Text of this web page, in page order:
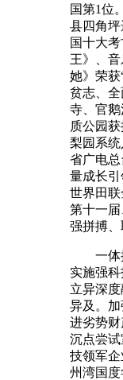
国第1位
县四角
国十大
王》、
她》荣获
贫志、
寺、官
质公园
梨园系统
省广电
量成长
世界田
第十一
强拼搏、
一体推
实施强
立异深
异及。
进劣势
沉点尝
技领军
州湾国